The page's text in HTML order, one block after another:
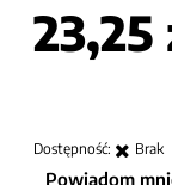
23,25
Dostępność: Brak
Powiadom